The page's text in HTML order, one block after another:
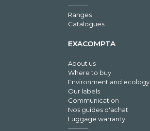
Ranges
Catalogues
EXACOMPTA
About us
Where to buy
Environment and ecology
Our labels
Communication
Nos guides d'achat
Luggage warranty